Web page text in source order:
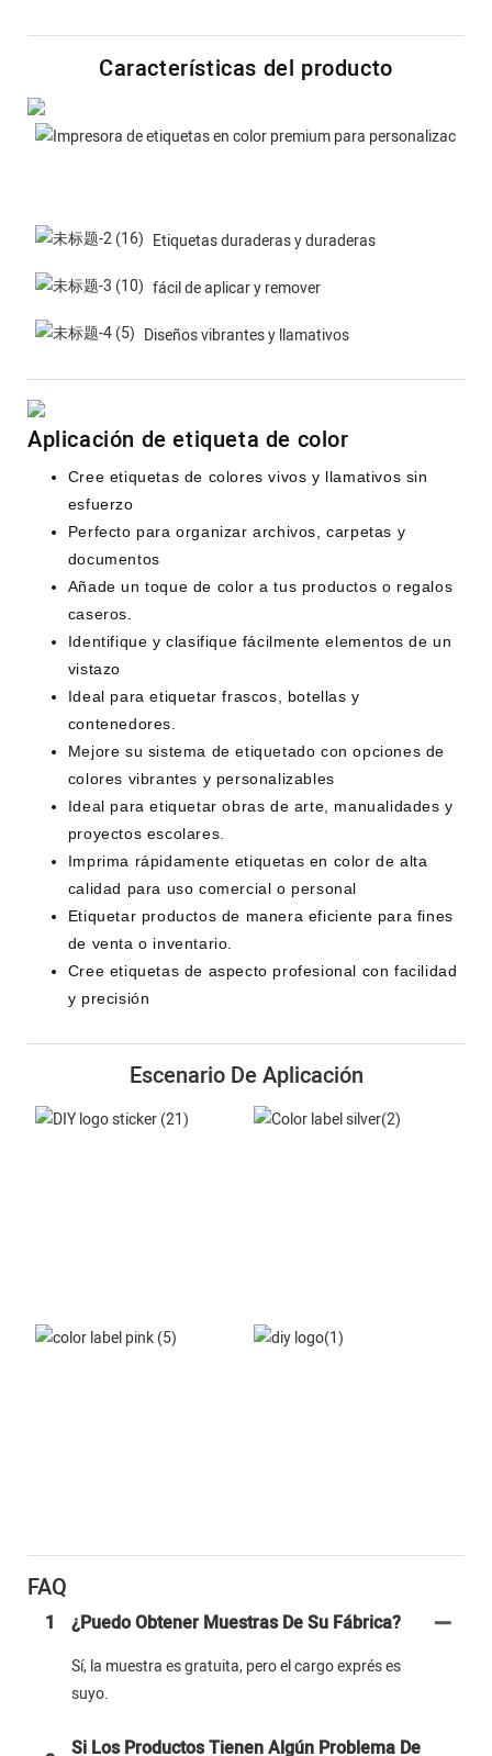
Características del producto
Etiquetas duraderas y duraderas
fácil de aplicar y remover
Diseños vibrantes y llamativos
Aplicación de etiqueta de color
Cree etiquetas de colores vivos y llamativos sin
esfuerzo
Perfecto para organizar archivos, carpetas y
documentos
Añade un toque de color a tus productos o regalos
caseros.
Identifique y clasifique fácilmente elementos de un
vistazo
Ideal para etiquetar frascos, botellas y
contenedores.
Mejore su sistema de etiquetado con opciones de
colores vibrantes y personalizables
Ideal para etiquetar obras de arte, manualidades y
proyectos escolares.
Imprima rápidamente etiquetas en color de alta
calidad para uso comercial o personal
Etiquetar productos de manera eficiente para fines
de venta o inventario.
Cree etiquetas de aspecto profesional con facilidad
y precisión
Escenario De Aplicación
FAQ
1 ¿Puedo Obtener Muestras De Su Fábrica?
Sí, la muestra es gratuita, pero el cargo exprés es
suyo.
Si Los Productos Tienen Algún Problema De